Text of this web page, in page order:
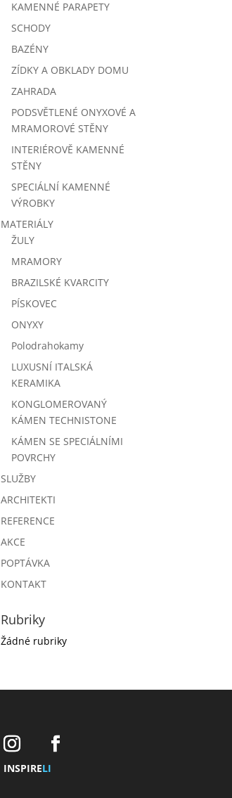
KAMENNÉ PARAPETY
SCHODY
BAZÉNY
ZÍDKY A OBKLADY DOMU
ZAHRADA
PODSVĚTLENÉ ONYXOVÉ A
MRAMOROVÉ STĚNY
INTERIÉROVĚ KAMENNÉ
STĚNY
SPECIÁLNÍ KAMENNÉ
VÝROBKY
MATERIÁLY
ŽULY
MRAMORY
BRAZILSKÉ KVARCITY
PÍSKOVEC
ONYXY
Polodrahokamy
LUXUSNÍ ITALSKÁ
KERAMIKA
KONGLOMEROVANÝ
KÁMEN TECHNISTONE
KÁMEN SE SPECIÁLNÍMI
POVRCHY
SLUŽBY
ARCHITEKTI
REFERENCE
AKCE
POPTÁVKA
KONTAKT
Rubriky
Žádné rubriky
INSPIRELI